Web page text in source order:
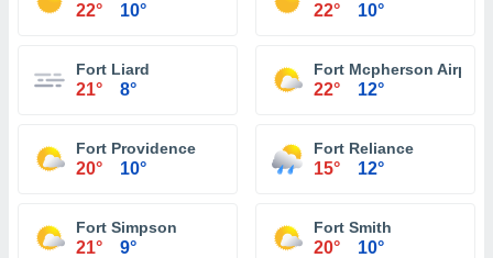
22° 10° 22° 10°
Fort Liard
21° 8°
Fort Mcpherson Airport
22° 12°
Fort Providence
20° 10°
Fort Reliance
15° 12°
Fort Simpson
21° 9°
Fort Smith
20° 10°